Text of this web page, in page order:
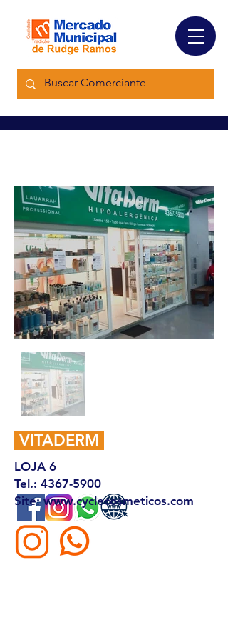
VITADERM
LOJA 6
Tel.: 4367-5900
Site: www.cyclecosmeticos.com